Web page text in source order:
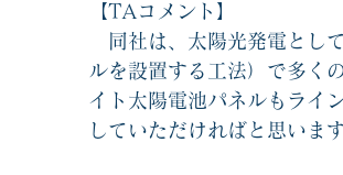
【TAコメント】
同社は、太陽光発電とし
ルを設置する工法）で多く
イト太陽電池パネルもライ
していただければと思います